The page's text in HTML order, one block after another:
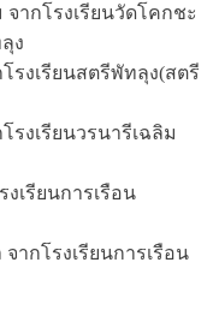
ากโรงเรียนวัดโคกชะ
ง
รงเรียนสตรีพัทลุง(สตรี
งเรียนวรนารีเฉลิม
เรียนการเรือน
ากโรงเรียนการเรือน